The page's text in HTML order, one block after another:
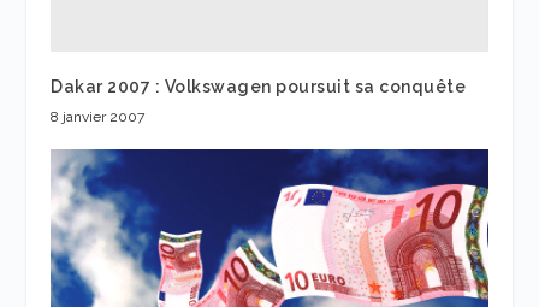
Dakar 2007 : Volkswagen poursuit sa conquête
8 janvier 2007